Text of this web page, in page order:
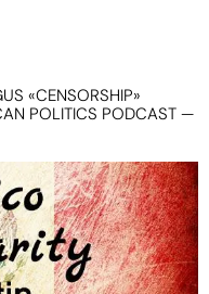
«CENSORSHIP»
POLITICS PODCAST —